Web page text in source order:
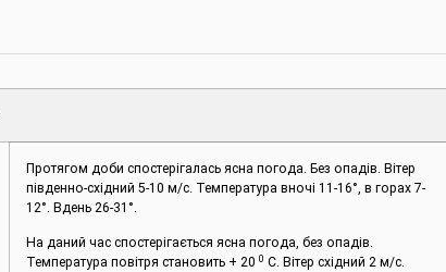
Протягом доби спостерігалась ясна погода. Без опадів. Вітер
південно-східний 5-10 м/с. Температура вночі 11-16°, в горах 7-
12°. Вдень 26-31°.
На даний час спостерігається ясна погода, без опадів.
Температура повітря становить + 200 С. Вітер східний 2 м/с.